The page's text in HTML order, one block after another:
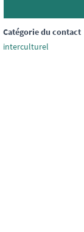
Catégorie du contact
interculturel